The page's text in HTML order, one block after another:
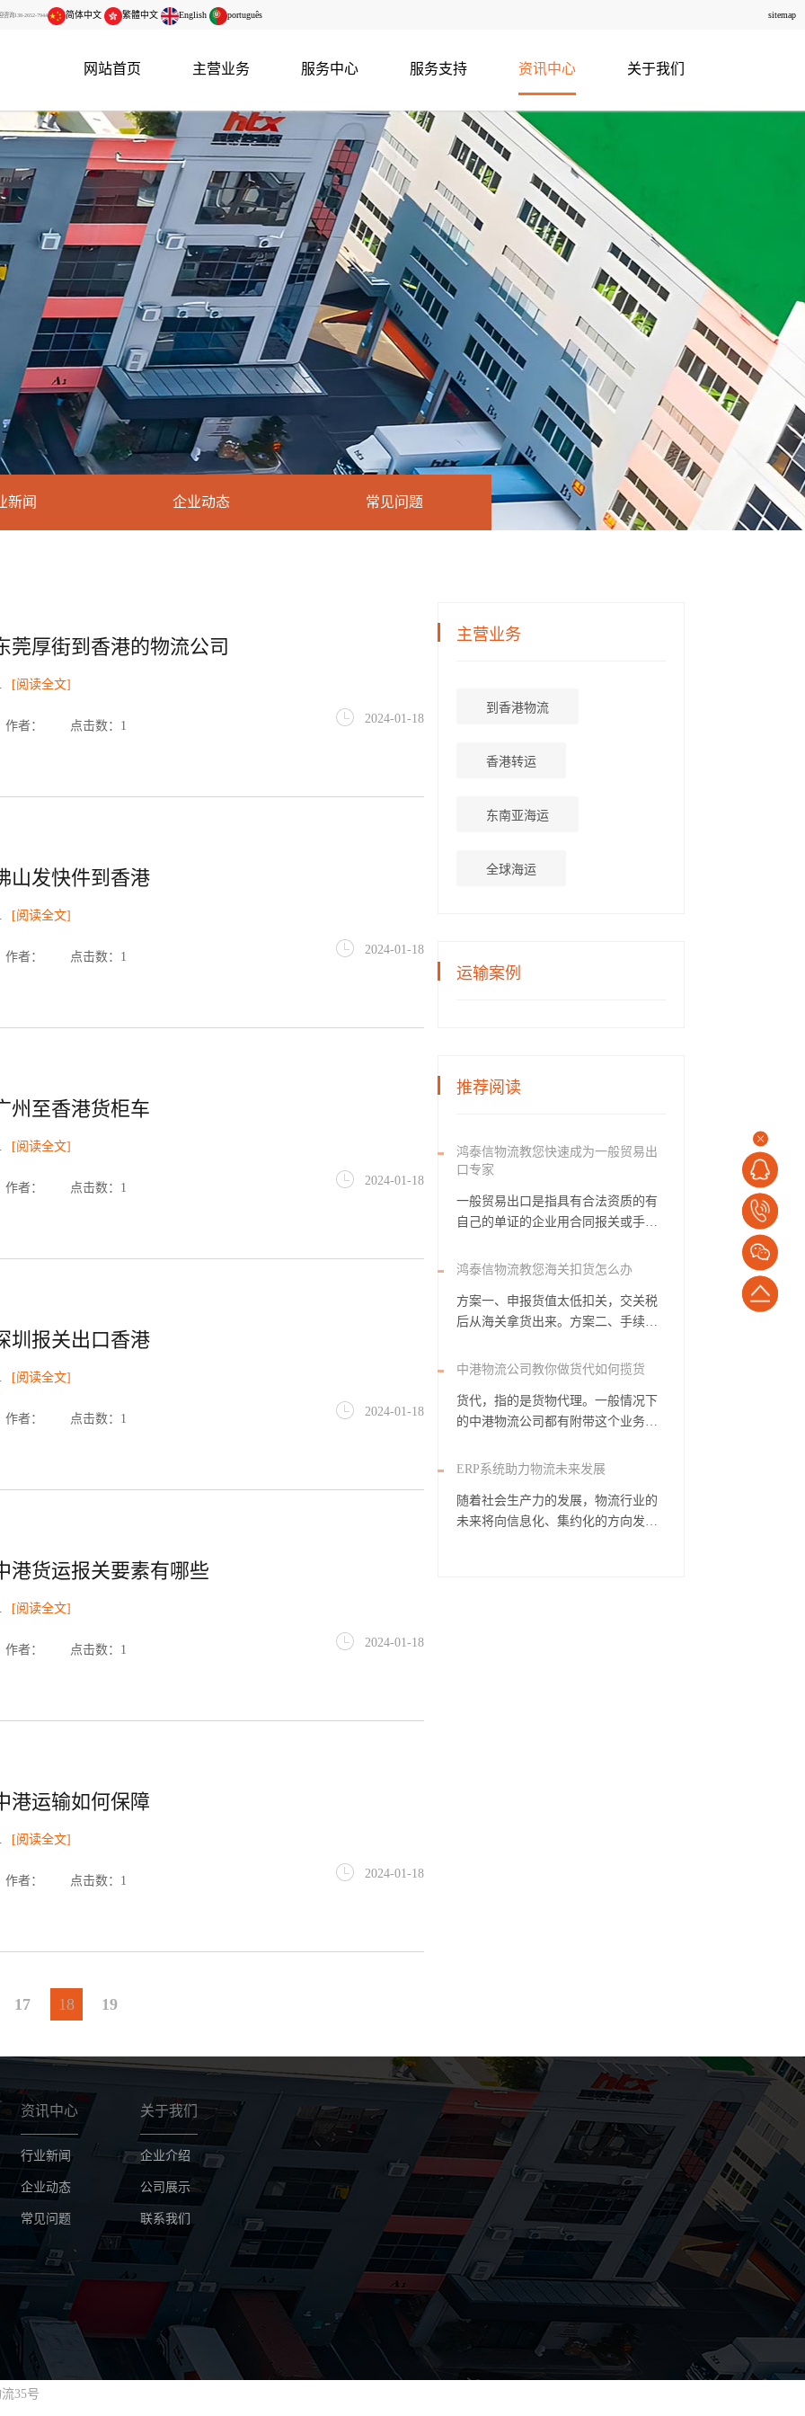
咨询138-2652-7944 简体中文 繁體中文 English português sitemap
网站首页 主营业务 服务中心 服务支持 资讯中心 关于我们
电
话：
返
新闻 企业动态 常见问题
莞厚街到香港的物流公司
[阅读全文]
作者： 点击数：1
2024-01-18
山发快件到香港
[阅读全文]
作者： 点击数：1
2024-01-18
州至香港货柜车
[阅读全文]
作者： 点击数：1
2024-01-18
圳报关出口香港
[阅读全文]
作者： 点击数：1
2024-01-18
港货运报关要素有哪些
[阅读全文]
作者： 点击数：1
2024-01-18
港运输如何保障
[阅读全文]
作者： 点击数：1
2024-01-18
17 18 19
主营业务
到香港物流
香港转运
东南亚海运
全球海运
运输案例
推荐阅读
鸿泰信物流教您快速成为一般贸易出
口专家
一般贸易出口是指具有合法资质的有
自己的单证的企业用合同报关或手册
鸿泰信物流教您海关扣货怎么办
方案一、申报货值太低扣关，交关税
后从海关拿货出来。方案二、手续不
中港物流公司教你做货代如何揽货
货代，指的是货物代理。一般情况下
的中港物流公司都有附带这个业务，
ERP系统助力物流未来发展
随着社会生产力的发展，物流行业的
未来将向信息化、集约化的方向发
资讯中心
行业新闻
企业动态
常见问题
关于我们
企业介绍
公司展示
联系我们
35号